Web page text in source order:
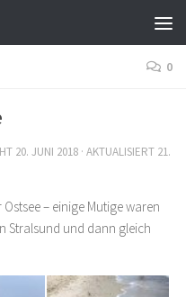
0
20. JUNI 2018 · AKTUALISIERT 21.
– einige Mutige waren
Stralsund und dann gleich